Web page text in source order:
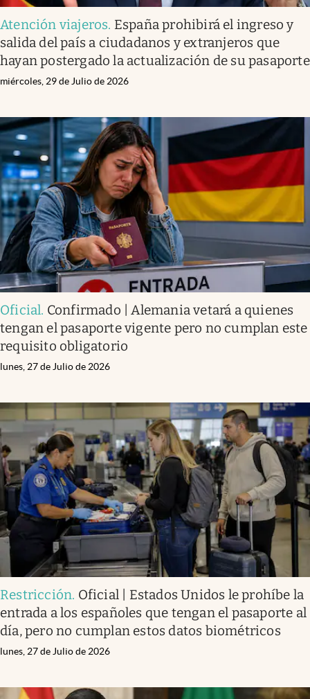
Atención viajeros. España prohibirá el ingreso y
salida del país a ciudadanos y extranjeros que
hayan postergado la actualización de su pasaporte
miércoles, 29 de Julio de 2026
Oficial. Confirmado | Alemania vetará a quienes
tengan el pasaporte vigente pero no cumplan este
requisito obligatorio
lunes, 27 de Julio de 2026
Restricción. Oficial | Estados Unidos le prohíbe la
entrada a los españoles que tengan el pasaporte al
día, pero no cumplan estos datos biométricos
lunes, 27 de Julio de 2026